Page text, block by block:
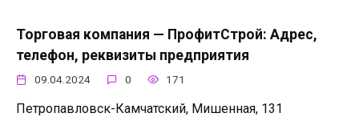
Торговая компания — ПрофитСтрой: Адрес,
телефон, реквизиты предприятия
09.04.2024 0 171
Петропавловск-Камчатский, Мишенная, 131